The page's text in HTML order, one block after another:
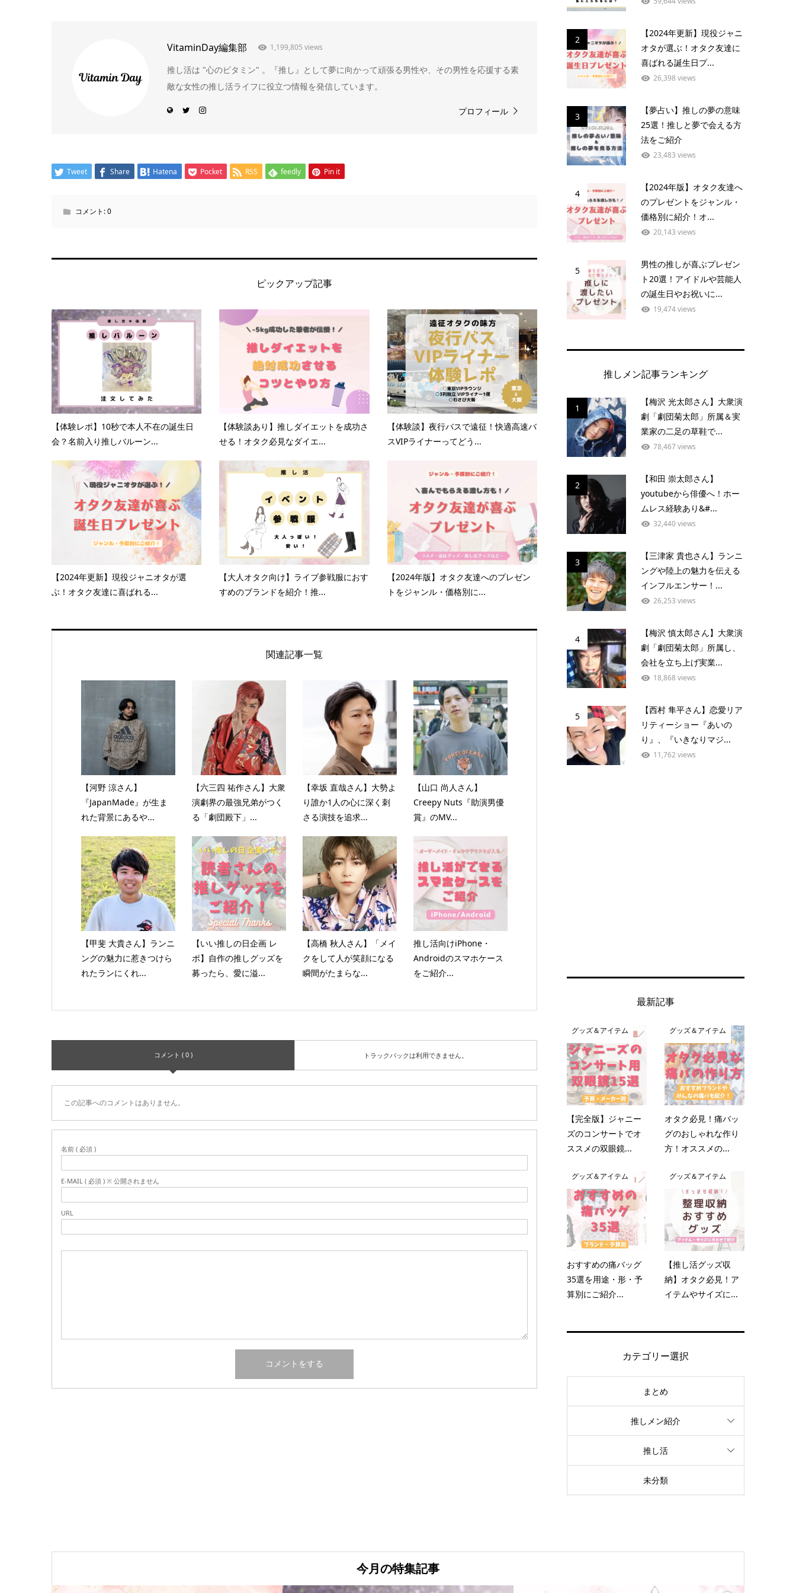
VitaminDay編集部 1,199,805 views
推し活は "心のビタミン" 。『推し』として夢に向かって頑張る男性や、その男性を応援する素
敵な女性の推し活ライフに役立つ情報を発信しています。
プロフィール
Tweet Share Hatena Pocket RSS feedly Pin it
コメント:0
ピックアップ記事
【体験レポ】10秒で本人不在の誕生日
会？名前入り推しバルーン...
【体験談あり】推しダイエットを成功さ
せる！オタク必見なダイエ...
【体験談】夜行バスで遠征！快適高速バ
スVIPライナーってどう...
【2024年更新】現役ジャニオタが選
ぶ！オタク友達に喜ばれる...
【大人オタク向け】ライブ参戦服におす
すめのブランドを紹介！推...
【2024年版】オタク友達へのプレゼン
トをジャンル・価格別に...
関連記事一覧
【河野 涼さん】
『JapanMade』が生ま
れた背景にあるや...
【六三四 祐作さん】大衆
演劇界の最強兄弟がつく
る「劇団殿下」...
【幸坂 直哉さん】大勢よ
り誰か1人の心に深く刺
さる演技を追求...
【山口 尚人さん】
Creepy Nuts『助演男優
賞』のMV...
【甲斐 大貴さん】ランニ
ングの魅力に惹きつけら
れたランにくれ...
【いい推しの日企画 レ
ポ】自作の推しグッズを
募ったら、愛に溢...
【高橋 秋人さん】「メイ
クをして人が笑顔になる
瞬間がたまらな...
推し活向けiPhone・
Androidのスマホケース
をご紹介...
コメント ( 0 ) トラックバックは利用できません。
この記事へのコメントはありません。
名前 ( 必須 )
E-MAIL ( 必須 ) ※ 公開されません
URL
2
【2024年更新】現役ジャニ
オタが選ぶ！オタク友達に
喜ばれる誕生日プ...
26,398 views
3
【夢占い】推しの夢の意味
25選！推しと夢で会える方
法をご紹介
23,483 views
4
【2024年版】オタク友達へ
のプレゼントをジャンル・
価格別に紹介！オ...
20,143 views
5
男性の推しが喜ぶプレゼン
ト20選！アイドルや芸能人
の誕生日やお祝いに...
19,474 views
推しメン記事ランキング
1
【梅沢 光太郎さん】大衆演
劇「劇団菊太郎」所属＆実
業家の二足の草鞋で...
78,467 views
2
【和田 崇太郎さん】
youtubeから俳優へ！ホー
ムレス経験あり&#...
32,440 views
3
【三津家 貴也さん】ランニ
ングや陸上の魅力を伝える
インフルエンサー！...
26,253 views
4
【梅沢 慎太郎さん】大衆演
劇「劇団菊太郎」所属し、
会社を立ち上げ実業...
18,868 views
5
【西村 隼平さん】恋愛リア
リティーショー『あいの
り』、『いきなりマジ...
11,762 views
最新記事
グッズ＆アイテム
【完全版】ジャニー
ズのコンサートでオ
ススメの双眼鏡...
グッズ＆アイテム
オタク必見！痛バッ
グのおしゃれな作り
方！オススメの...
グッズ＆アイテム
おすすめの痛バッグ
35選を用途・形・予
算別にご紹介...
グッズ＆アイテム
【推し活グッズ収
納】オタク必見！ア
イテムやサイズに...
カテゴリー選択
まとめ
推しメン紹介
推し活
未分類
今月の特集記事